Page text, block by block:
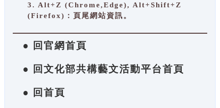
3. Alt+Z (Chrome,Edge), Alt+Shift+Z
(Firefox)：頁尾網站資訊。
● 回官網首頁
● 回文化部共構藝文活動平台首頁
● 回首頁